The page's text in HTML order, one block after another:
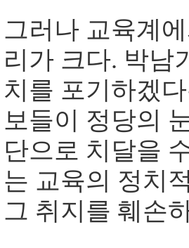
그러나 교육계
리가 크다. 박남
치를 포기하겠
보들이 정당의
단으로 치달을
는 교육의 정치
그 취지를 훼손